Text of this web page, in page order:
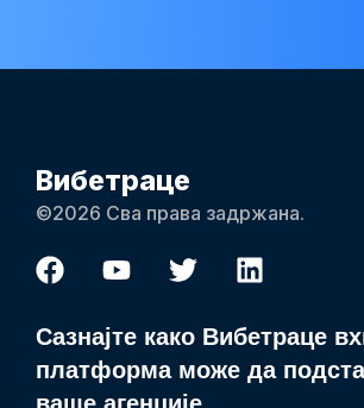
Вибетраце
©2026 Сва права задржана.
Сазнајте како Вибетраце
платформа може да